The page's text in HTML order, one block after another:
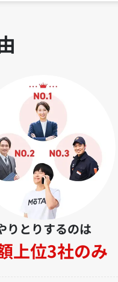
りとりするのは
上位3社のみ